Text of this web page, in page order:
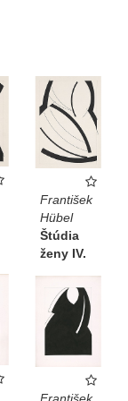
František
Hübel
Štúdia
ženy IV.
František